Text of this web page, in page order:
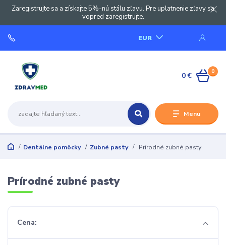
Zaregistrujte sa a získajte 5%-nú stálu zľavu. Pre uplatnenie zľavy sa
vopred zaregistrujte.
Menu
EUR
0
0 €
Dentálne pomôcky Zubné pasty Prírodné zubné pasty
Prírodné zubné pasty
Cena: